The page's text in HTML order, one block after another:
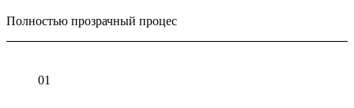
Полностью прозрачный процес
01